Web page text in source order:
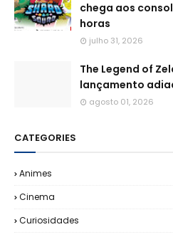
chega aos
horas
julho 31, 2026
The Legend of
lançamento
agosto 01, 2026
CATEGORIES
Animes
Cinema
Curiosidades